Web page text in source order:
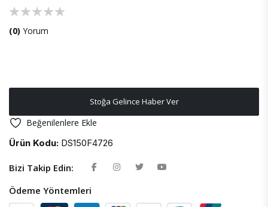
(0) Yorum
Stoğa Gelince Haber Ver
Beğenilenlere Ekle
Ürün Kodu: DS150F4726
Bizi Takip Edin:
Ödeme Yöntemleri